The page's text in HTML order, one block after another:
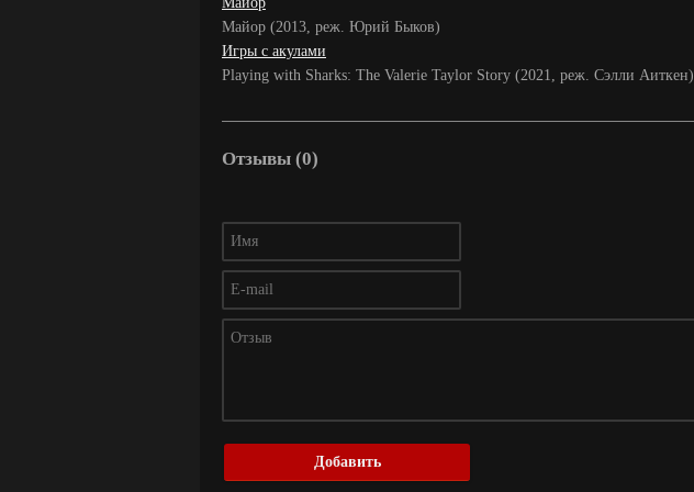
Майор (2013, реж. Юрий Быков)
Игры с акулами
Playing with Sharks: The Valerie Taylor Story (2021, реж. Сэлли Аиткен)
Отзывы (0)
Добавить